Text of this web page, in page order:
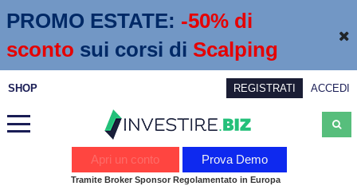
PROMO ESTATE: -50% di
sconto sui corsi di Scalping
SHOP REGISTRATI ACCEDI
Apri un conto Prova Demo
Tramite Broker Sponsor Regolamentato in Europa